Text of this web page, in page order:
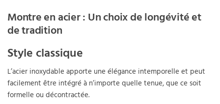
Montre en acier : Un choix de longévité et
de tradition
Style classique
L’acier inoxydable apporte une élégance intemporelle et peut
facilement être intégré à n’importe quelle tenue, que ce soit
formelle ou décontractée.